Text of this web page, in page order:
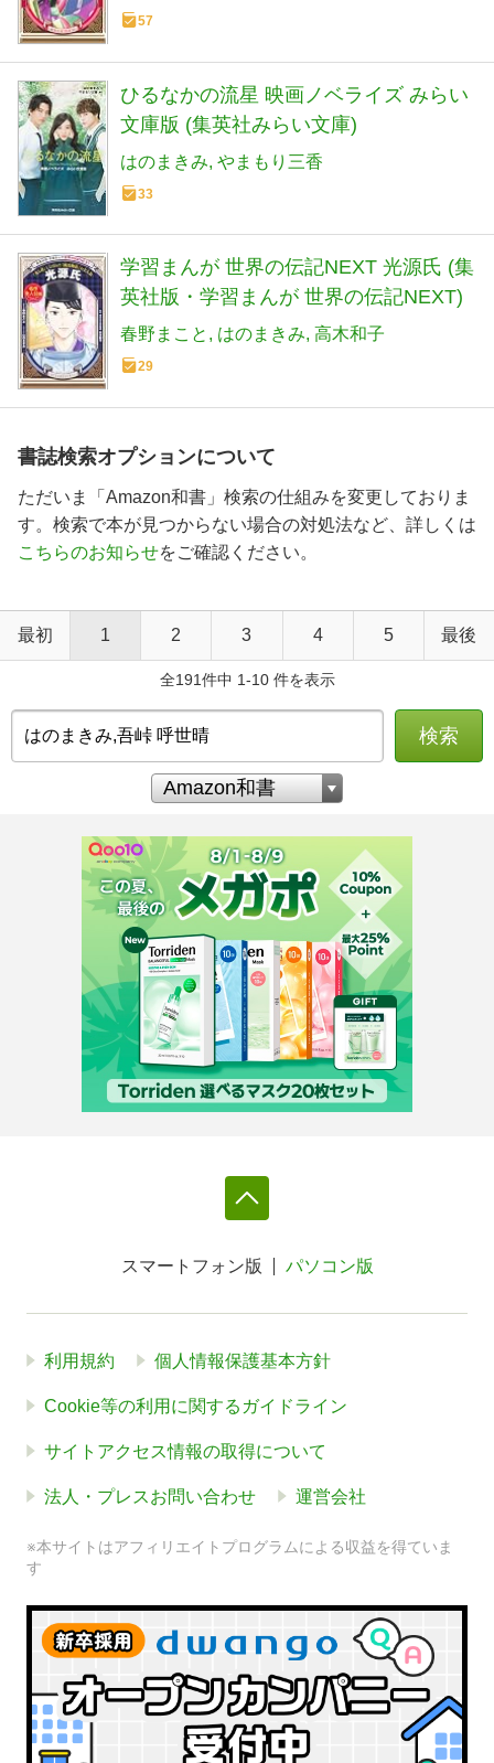
57
ひるなかの流星 映画ノベライズ みらい
文庫版 (集英社みらい文庫)
はのまきみ やまもり三香
33
学習まんが 世界の伝記NEXT 光源氏 (集
英社版・学習まんが 世界の伝記NEXT)
春野まこと はのまきみ 高木和子
29
書誌検索オプションについて
ただいま「Amazon和書」検索の仕組みを変更しておりま
す。検索で本が見つからない場合の対処法など、詳しくは
こちらのお知らせをご確認ください。
最初 1 2 3 4 5 最後
全191件中 1-10 件を表示
検索
スマートフォン版 パソコン版
利用規約 個人情報保護基本方針
Cookie等の利用に関するガイドライン
サイトアクセス情報の取得について
法人・プレスお問い合わせ 運営会社
※本サイトはアフィリエイトプログラムによる収益を得ていま
す